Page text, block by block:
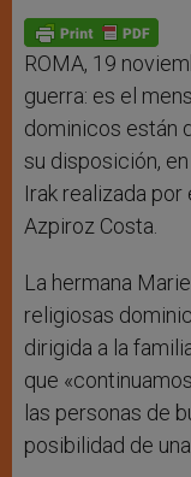
p
p
g
e
r
o
k
ROMA, 19
guerra: es el
dominicos están
su disposición,
Irak realizada
Azpiroz Costa.
La hermana
religiosas
dirigida a la
que
las personas de
posibilidad de